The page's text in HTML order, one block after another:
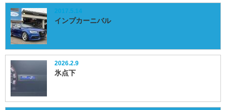
2017.5.14
インプカーニバル
2026.2.9
氷点下